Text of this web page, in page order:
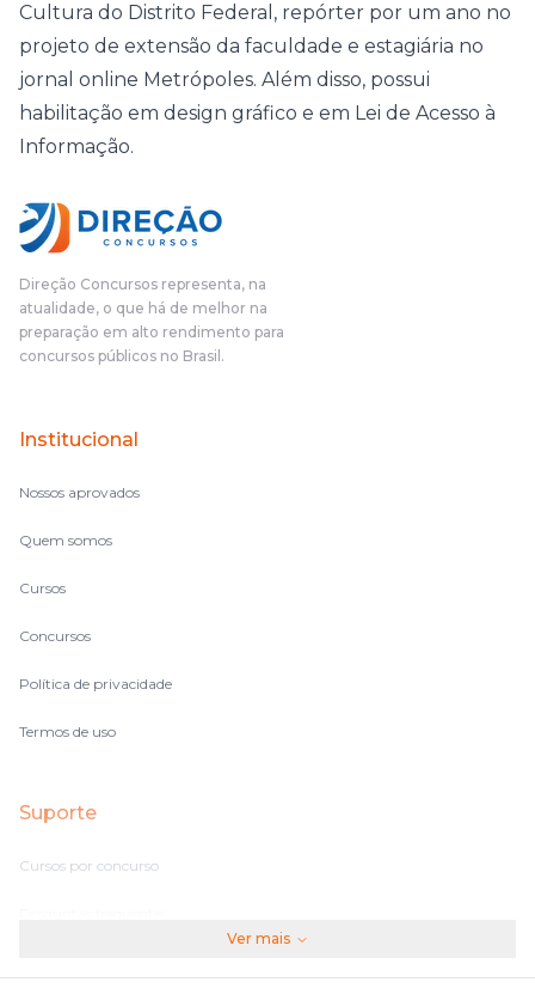
Cultura do Distrito Federal, repórter por um ano no
projeto de extensão da faculdade e estagiária no
jornal online Metrópoles. Além disso, possui
habilitação em design gráfico e em Lei de Acesso à
Informação.
Direção Concursos representa, na
atualidade, o que há de melhor na
preparação em alto rendimento para
concursos públicos no Brasil.
Institucional
Nossos aprovados
Quem somos
Cursos
Concursos
Política de privacidade
Termos de uso
Suporte
Cursos por concurso
Ver mais